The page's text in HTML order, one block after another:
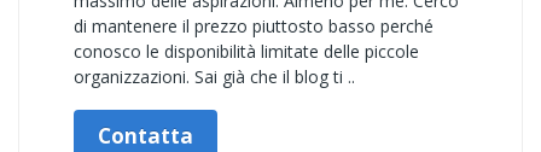
di mantenere il prezzo piuttosto basso perché
conosco le disponibilità limitate delle piccole
organizzazioni. Sai già che il blog ti ..
Contatta